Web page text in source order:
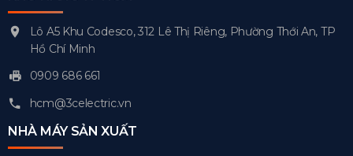
Lô A5 Khu Codesco, 312 Lê Thị Riêng, Phường Thới An, TP
Hồ Chí Minh
0909 686 661
hcm@3celectric.vn
NHÀ MÁY SẢN XUẤT